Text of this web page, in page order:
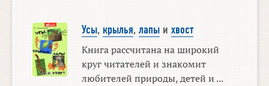
Усы, крылья, лапыи хвост
Книга рассчитана на широкий
круг читателей и знакомит
любителей природы, детей и ...